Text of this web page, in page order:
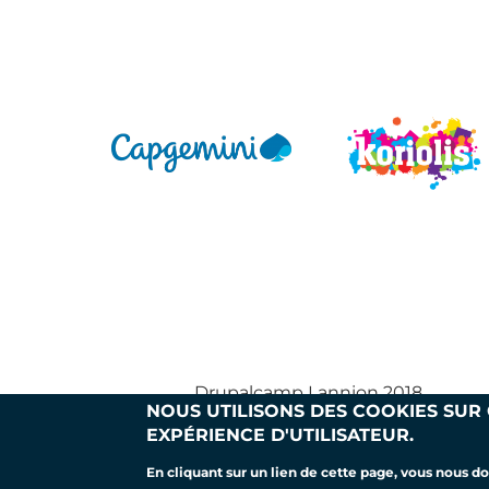
Drupalcamp Lannion 2018
PIED
NOUS UTILISONS DES COOKIES
EXPÉRIENCE D'UTILISATEUR.
En cliquant sur un lien de cette page, vous nous